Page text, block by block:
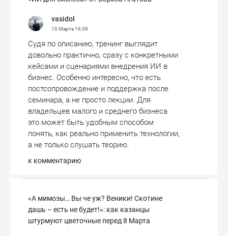
vasidol
10 Марта16:39
Судя по описанию, тренинг выглядит
довольно практично, сразу с конкретными
кейсами и сценариями внедрения ИИ в
бизнес. Особенно интересно, что есть
постсопровождение и поддержка после
семинара, а не просто лекции. Для
владельцев малого и среднего бизнеса
это может быть удобным способом
понять, как реально применить технологии,
а не только слушать теорию.
к комментарию
«А мимозы… Вы че уж? Веники! Скотине
дашь – есть не будет!»: как казанцы
штурмуют цветочные перед 8 Марта